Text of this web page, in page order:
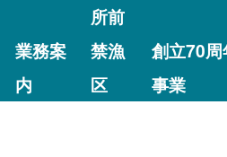
所前
業務案
内
禁漁
区
創立70
事業